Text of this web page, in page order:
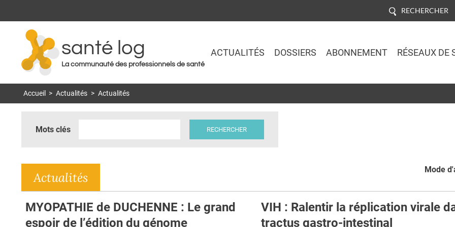
RECHERCHER
santé log
La communauté des professionnels de santé
ACTUALITÉS DOSSIERS ABONNEMENT RÉSEAUX DE
Accueil > Actualités > Actualités
Mots clés
Mode
Actualités
MYOPATHIE de DUCHENNE : Le grand
espoir de l’édition du génome
VIH : Ralentir la réplication virale
tractus gastro-intestinal